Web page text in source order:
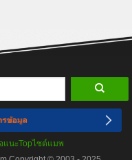
แนะTopไซต์แมพ